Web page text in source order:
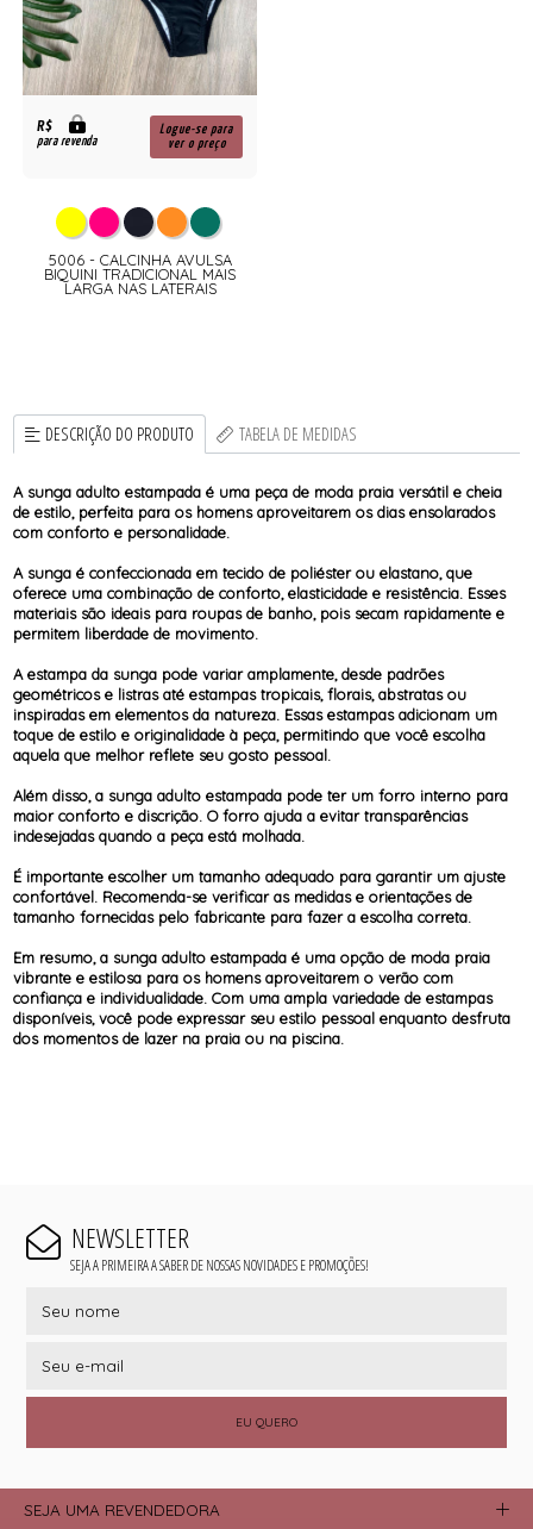
R$
para revenda
Logue-se para
ver o preço
5006 - CALCINHA AVULSA
BIQUINI TRADICIONAL MAIS
LARGA NAS LATERAIS
DESCRIÇÃO DO PRODUTO TABELA DE MEDIDAS
A sunga adulto estampada é uma peça de moda praia versátil e cheia
de estilo, perfeita para os homens aproveitarem os dias ensolarados
com conforto e personalidade.
A sunga é confeccionada em tecido de poliéster ou elastano, que
oferece uma combinação de conforto, elasticidade e resistência. Esses
materiais são ideais para roupas de banho, pois secam rapidamente e
permitem liberdade de movimento.
A estampa da sunga pode variar amplamente, desde padrões
geométricos e listras até estampas tropicais, florais, abstratas ou
inspiradas em elementos da natureza. Essas estampas adicionam um
toque de estilo e originalidade à peça, permitindo que você escolha
aquela que melhor reflete seu gosto pessoal.
Além disso, a sunga adulto estampada pode ter um forro interno para
maior conforto e discrição. O forro ajuda a evitar transparências
indesejadas quando a peça está molhada.
É importante escolher um tamanho adequado para garantir um ajuste
confortável. Recomenda-se verificar as medidas e orientações de
tamanho fornecidas pelo fabricante para fazer a escolha correta.
Em resumo, a sunga adulto estampada é uma opção de moda praia
vibrante e estilosa para os homens aproveitarem o verão com
confiança e individualidade. Com uma ampla variedade de estampas
disponíveis, você pode expressar seu estilo pessoal enquanto desfruta
dos momentos de lazer na praia ou na piscina.
NEWSLETTER
SEJA A PRIMEIRA A SABER DE NOSSAS NOVIDADES E PROMOÇÕES!
EU QUERO
SEJA UMA REVENDEDORA